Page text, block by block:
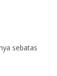
sebatas